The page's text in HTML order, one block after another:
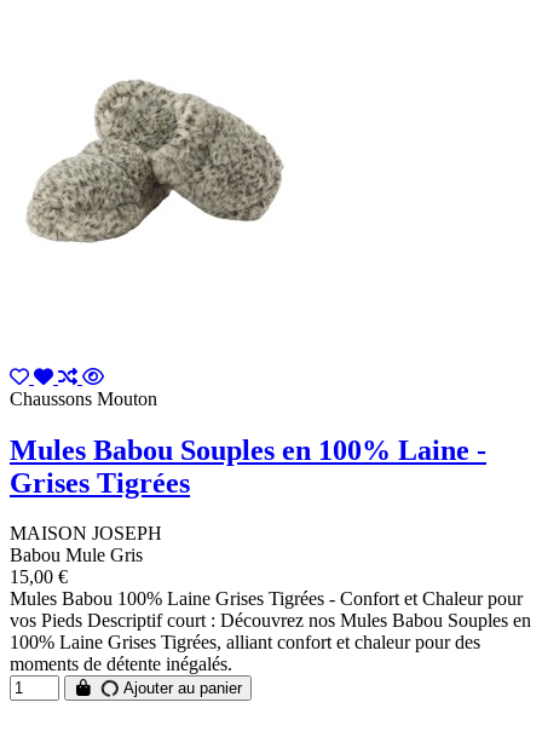
Chaussons Mouton
Mules Babou Souples en 100% Laine -
Grises Tigrées
MAISON JOSEPH
Babou Mule Gris
15,00 €
Mules Babou 100% Laine Grises Tigrées - Confort et Chaleur pour
vos Pieds Descriptif court : Découvrez nos Mules Babou Souples en
100% Laine Grises Tigrées, alliant confort et chaleur pour des
moments de détente inégalés.
Ajouter au panier